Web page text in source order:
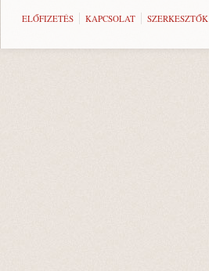
ELŐFIZETÉS KAPCSOLAT SZERKESZTŐK